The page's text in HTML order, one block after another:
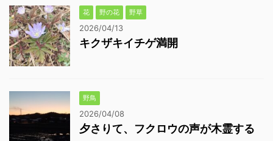
花 野の花 野草
2026/04/13
キクザキイチゲ満開
野鳥
2026/04/08
夕さりて、フクロウの声が木霊する